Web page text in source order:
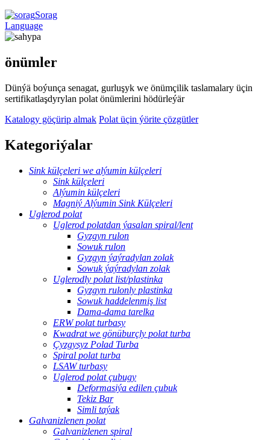
Sorag
Language
önümler
Dünýä boýunça senagat, gurluşyk we önümçilik taslamalary üçin
sertifikatlaşdyrylan polat önümlerini hödürleýär
Katalogy göçürip almak Polat üçin ýörite çözgütler
Kategoriýalar
Sink külçeleri we alýumin külçeleri
Sink külçeleri
Alýumin külçeleri
Magniý Alýumin Sink Külçeleri
Uglerod polat
Uglerod polatdan ýasalan spiral/lent
Gyzgyn rulon
Sowuk rulon
Gyzgyn ýaýradylan zolak
Sowuk ýaýradylan zolak
Uglerodly polat list/plastinka
Gyzgyn rulonly plastinka
Sowuk haddelenmiş list
Dama-dama tarelka
ERW polat turbasy
Kwadrat we gönüburçly polat turba
Çyzgysyz Polad Turba
Spiral polat turba
LSAW turbasy
Uglerod polat çubugy
Deformasiýa edilen çubuk
Tekiz Bar
Simli taýak
Galvanizlenen polat
Galvanizlenen spiral